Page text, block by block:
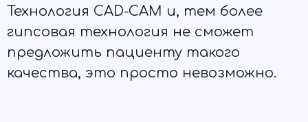
Технология CAD-CAM и, тем более
гипсовая технология не сможет
предложить пациенту такого
качества, это просто невозможно.